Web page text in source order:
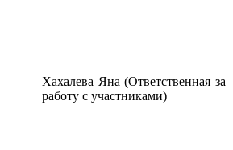
Хахалева Яна (Ответственная за
работу с участниками)